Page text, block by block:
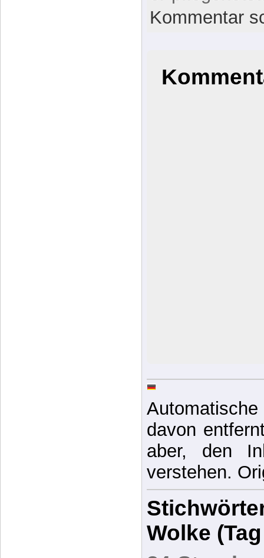
davon
aber, den
verstehen.
Wolke
24-
Stunden-